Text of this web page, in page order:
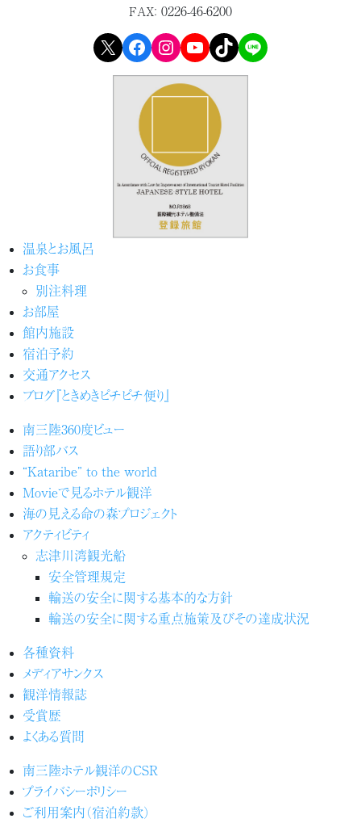
FAX： 0226-46-6200
X Facebook Instagram YouTube TikTok LINE
温泉とお風呂
お食事
別注料理
お部屋
館内施設
宿泊予約
交通アクセス
ブログ『ときめきピチピチ便り』
南三陸360度ビュー
語り部バス
“Kataribe” to the world
Movieで見るホテル観洋
海の見える命の森プロジェクト
アクティビティ
志津川湾観光船
安全管理規定
輸送の安全に関する基本的な方針
輸送の安全に関する重点施策及びその達成状況
各種資料
メディアサンクス
観洋情報誌
受賞歴
よくある質問
南三陸ホテル観洋のCSR
プライバシーポリシー
ご利用案内（宿泊約款）